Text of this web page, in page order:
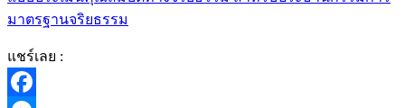
มาตรฐานจริยธรรม
แชร์เลย :